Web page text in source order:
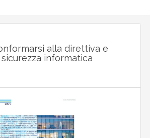
alla direttiva e
informatica